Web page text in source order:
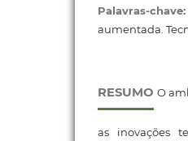
Palavras-chave:
aumentada.
RESUMO O
as inovações